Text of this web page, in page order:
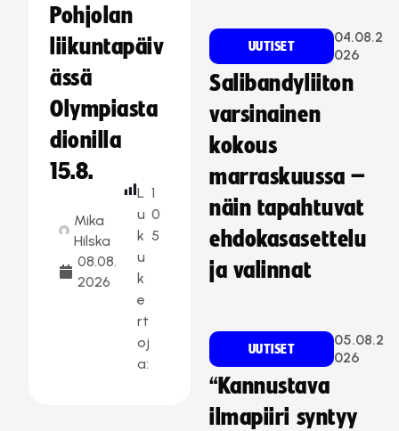
Pohjolan
liikuntapäiv
ässä
Olympiasta
dionilla
15.8.
Mika
Hilska
08.08.
2026
L
u
k
u
k
e
rt
oj
a:
1
0
5
UUTISET
04.08.2
026
Salibandyliiton
varsinainen
kokous
marraskuussa –
näin tapahtuvat
ehdokasasettelu
ja valinnat
UUTISET
05.08.2
026
“Kannustava
ilmapiiri syntyy